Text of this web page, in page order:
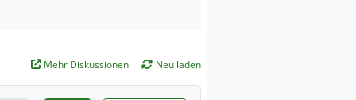
Mehr Diskussionen Neu laden